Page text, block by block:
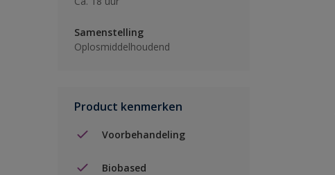
Samenstelling
Oplosmiddelhoudend
Product kenmerken
Voorbehandeling
Biobased